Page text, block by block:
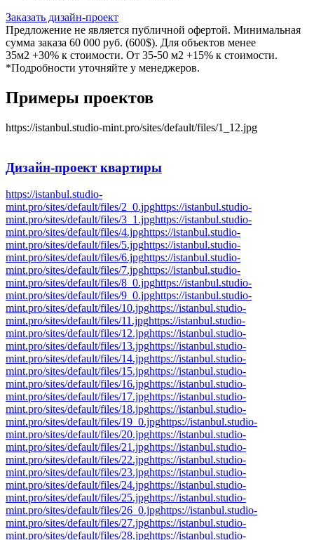
Заказать дизайн-проект
Предложение не является публичной офертой. Минимальная
сумма заказа 60 000 руб. (600$). Для объектов менее
35м2 +30% к стоимости. От 35-50 м2 +15% к стоимости.
*Подробности уточняйте у менеджеров.
Примеры проектов
https://istanbul.studio-mint.pro/sites/default/files/1_12.jpg
Дизайн-проектквартиры
https://istanbul.studio-
mint.pro/sites/default/files/2_0.jpghttps://istanbul.studio-
mint.pro/sites/default/files/3_1.jpghttps://istanbul.studio-
mint.pro/sites/default/files/4.jpghttps://istanbul.studio-
mint.pro/sites/default/files/5.jpghttps://istanbul.studio-
mint.pro/sites/default/files/6.jpghttps://istanbul.studio-
mint.pro/sites/default/files/7.jpghttps://istanbul.studio-
mint.pro/sites/default/files/8_0.jpghttps://istanbul.studio-
mint.pro/sites/default/files/9_0.jpghttps://istanbul.studio-
mint.pro/sites/default/files/10.jpghttps://istanbul.studio-
mint.pro/sites/default/files/11.jpghttps://istanbul.studio-
mint.pro/sites/default/files/12.jpghttps://istanbul.studio-
mint.pro/sites/default/files/13.jpghttps://istanbul.studio-
mint.pro/sites/default/files/14.jpghttps://istanbul.studio-
mint.pro/sites/default/files/15.jpghttps://istanbul.studio-
mint.pro/sites/default/files/16.jpghttps://istanbul.studio-
mint.pro/sites/default/files/17.jpghttps://istanbul.studio-
mint.pro/sites/default/files/18.jpghttps://istanbul.studio-
mint.pro/sites/default/files/19_0.jpghttps://istanbul.studio-
mint.pro/sites/default/files/20.jpghttps://istanbul.studio-
mint.pro/sites/default/files/21.jpghttps://istanbul.studio-
mint.pro/sites/default/files/22.jpghttps://istanbul.studio-
mint.pro/sites/default/files/23.jpghttps://istanbul.studio-
mint.pro/sites/default/files/24.jpghttps://istanbul.studio-
mint.pro/sites/default/files/25.jpghttps://istanbul.studio-
mint.pro/sites/default/files/26_0.jpghttps://istanbul.studio-
mint.pro/sites/default/files/27.jpghttps://istanbul.studio-
mint.pro/sites/default/files/28.jpghttps://istanbul.studio-